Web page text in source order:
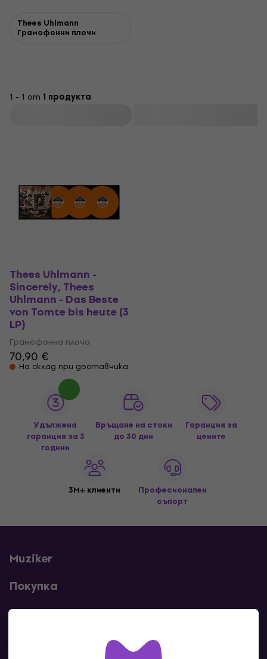
Thees Uhlmann
Грамофонни плочи
1 - 1 от 1 продукта
Thees Uhlmann -
Sincerely, Thees
Uhlmann - Das Beste
von Tomte bis heute (3
LP)
Грамофонна плоча
70,90 €
На склад при доставчика
Удължена
гаранция за 3
години
Връщане на стоки
до 30 дни
Гаранция за
цените
3M+ клиенти
Професионален
съпорт
Muziker
Покупка
Полезни линкове